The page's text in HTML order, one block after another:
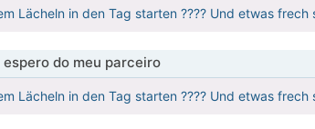
Lächeln in den Tag starten ???? Und etwas frech
espero do meu parceiro
Lächeln in den Tag starten ???? Und etwas frech